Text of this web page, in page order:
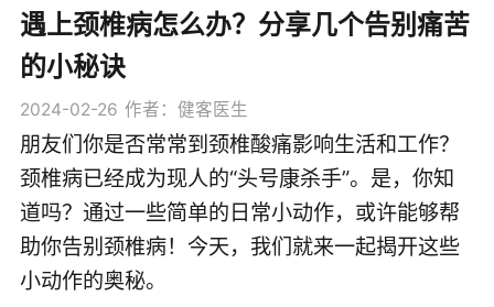
遇上颈椎病怎么办？分享几个告别痛苦
的小秘诀
2024-02-26 作者：健客医生
朋友们你是否常常到颈椎酸痛影响生活和工作？
颈椎病已经成为现人的“头号康杀手”。是，你知
道吗？通过一些简单的日常小动作，或许能够帮
助你告别颈椎病！今天，我们就来一起揭开这些
小动作的奥秘。